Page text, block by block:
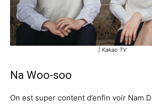
| Kakao TV
Na Woo-soo
On est super content d’enfin voir Nam